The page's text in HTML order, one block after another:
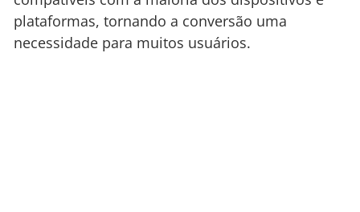
plataformas, tornando a conversão uma
necessidade para muitos usuários.